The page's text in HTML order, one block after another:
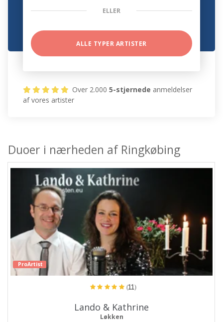
ELLER
ALLE TYPER ARTISTER
Over 2.0005-stjernede anmeldelser
af vores artister
Duoer i nærheden af Ringkøbing
ProArtist
(11)
Lando & Kathrine
Løkken